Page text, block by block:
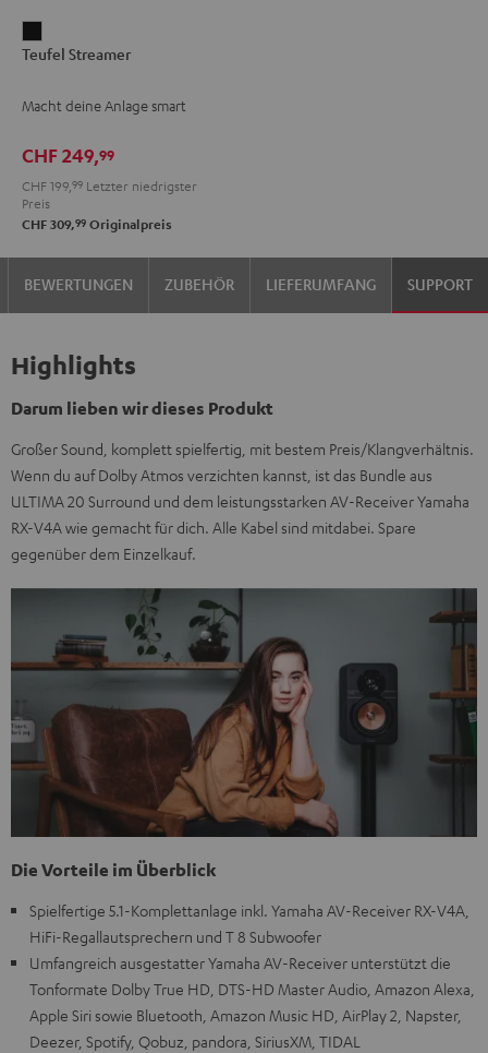
Streamer
Teufel Streamer
Macht deine Anlage smart
CHF 249,99
CHF 199, 99 Letzter niedrigster
Preis
CHF 309,99 Originalpreis
BEWERTUNGEN ZUBEHÖR LIEFERUMFANG SUPPORT
Highlights
Darum lieben wir dieses Produkt
Großer Sound, komplett spielfertig, mit bestem Preis/Klangverhältnis.
Wenn du auf Dolby Atmos verzichten kannst, ist das Bundle aus
ULTIMA 20 Surround und dem leistungsstarken AV-Receiver Yamaha
RX-V4A wie gemacht für dich. Alle Kabel sind mitdabei. Spare
gegenüber dem Einzelkauf.
Die Vorteile im Überblick
Spielfertige 5.1-Komplettanlage inkl. Yamaha AV-Receiver RX-V4A,
HiFi-Regallautsprechern und T 8 Subwoofer
Umfangreich ausgestatter Yamaha AV-Receiver unterstützt die
Tonformate Dolby True HD, DTS-HD Master Audio, Amazon Alexa,
Apple Siri sowie Bluetooth, Amazon Music HD, AirPlay 2, Napster,
Deezer, Spotify, Qobuz, pandora, SiriusXM, TIDAL